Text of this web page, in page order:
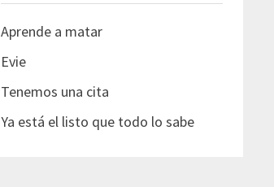
Aprende a matar
Evie
Tenemos una cita
Ya está el listo que todo lo sabe